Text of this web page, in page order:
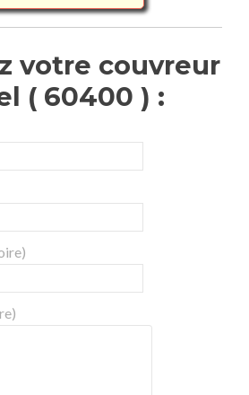
votre couvreur
( 60400 ) :